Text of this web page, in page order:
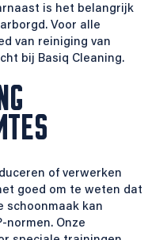
is het belangrijk
Voor alle
van reiniging van
bij Basiq Cleaning.
of verwerken
goed om te weten dat
schoonmaak kan
normen. Onze